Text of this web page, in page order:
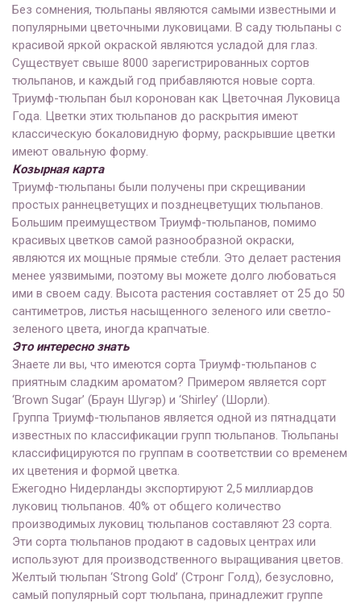
Без сомнения, тюльпаны являются самыми известными и
популярными цветочными луковицами. В саду тюльпаны с
красивой яркой окраской являются усладой для глаз.
Существует свыше 8000 зарегистрированных сортов
тюльпанов, и каждый год прибавляются новые сорта.
Триумф-тюльпан был коронован как Цветочная Луковица
Года. Цветки этих тюльпанов до раскрытия имеют
классическую бокаловидную форму, раскрывшие цветки
имеют овальную форму.
Козырная карта
Триумф-тюльпаны были получены при скрещивании
простых раннецветущих и позднецветущих тюльпанов.
Большим преимуществом Триумф-тюльпанов, помимо
красивых цветков самой разнообразной окраски,
являются их мощные прямые стебли. Это делает растения
менее уязвимыми, поэтому вы можете долго любоваться
ими в своем саду. Высота растения составляет от 25 до 50
сантиметров, листья насыщенного зеленого или светло-
зеленого цвета, иногда крапчатые.
Это интересно знать
Знаете ли вы, что имеются сорта Триумф-тюльпанов с
приятным сладким ароматом? Примером является сорт
‘Brown Sugar’ (Браун Шугэр) и ‘Shirley’ (Шорли).
Группа Триумф-тюльпанов является одной из пятнадцати
известных по классификации групп тюльпанов. Тюльпаны
классифицируются по группам в соответствии со временем
их цветения и формой цветка.
Ежегодно Нидерланды экспортируют 2,5 миллиардов
луковиц тюльпанов. 40% от общего количество
производимых луковиц тюльпанов составляют 23 сорта.
Эти сорта тюльпанов продают в садовых центрах или
используют для производственного выращивания цветов.
Желтый тюльпан ‘Strong Gold’ (Стронг Голд), безусловно,
самый популярный сорт тюльпана, принадлежит группе